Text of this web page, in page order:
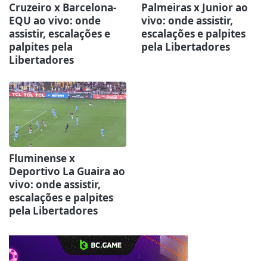
Cruzeiro x Barcelona-
EQU ao vivo: onde
assistir, escalações e
palpites pela
Libertadores
Palmeiras x Junior ao
vivo: onde assistir,
escalações e palpites
pela Libertadores
Fluminense x
Deportivo La Guaira ao
vivo: onde assistir,
escalações e palpites
pela Libertadores